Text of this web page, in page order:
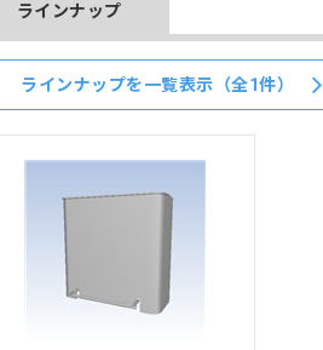
ラインナップ
ラインナップを一覧表示（全1件）